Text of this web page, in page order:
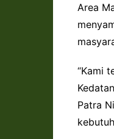
Area
“Kami
Patra